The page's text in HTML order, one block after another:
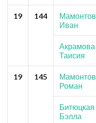
19 144
Мамонтов
Иван
Акрамова
Таисия
19 145
Мамонтов
Роман
Битюцкая
Бэлла